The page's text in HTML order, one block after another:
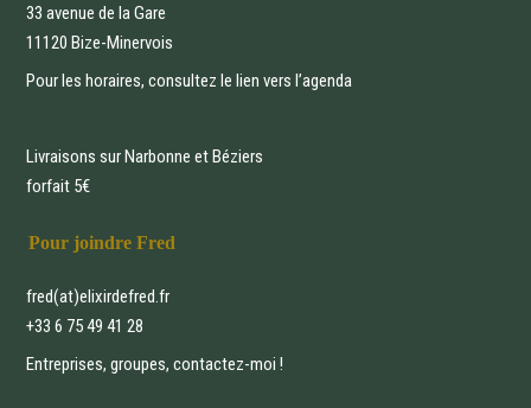
33 avenue de la Gare
11120 Bize-Minervois
Pour les horaires, consultez le lien versl’agenda
Livraisons sur Narbonne et Béziers
forfait 5€
Pour joindre Fred
fred(at)elixirdefred.fr
+33 6 75 49 41 28
Entreprises, groupes, contactez-moi !